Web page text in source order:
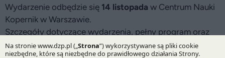
Wydarzenie odbędzie się 14 listopada w Centrum Nauki
Kopernik w Warszawie.
Szczegóły dotyczące wydarzenia, pełny program oraz
formularz rejestracyjny dostępne są nastronie